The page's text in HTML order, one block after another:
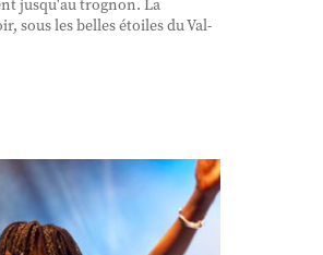
jusqu'au trognon. La
sous les belles étoiles du Val-